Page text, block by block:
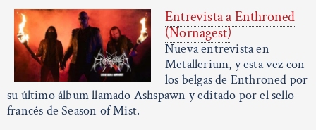
Entrevista a Enthroned
(Nornagest)
Nueva entrevista en
Metallerium, y esta vez con
los belgas de Enthroned por
su último álbum llamado Ashspawn y editado por el sello
francés de Season of Mist.